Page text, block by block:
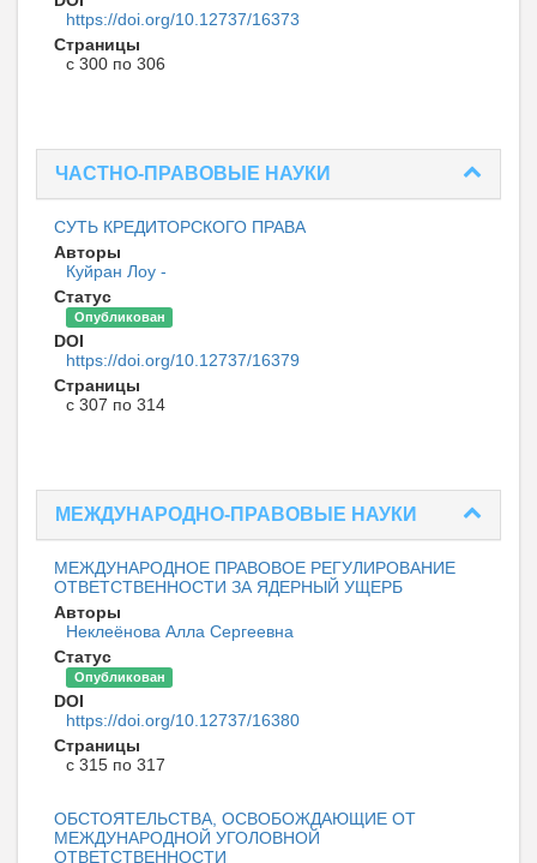
https://doi.org/10.12737/16373
Страницы
с 300 по 306
ЧАСТНО-ПРАВОВЫЕ НАУКИ
CУТЬ КРЕДИТОРСКОГО ПРАВА
Авторы
Куйран Лоу -
Статус
Опубликован
DOI
https://doi.org/10.12737/16379
Страницы
с 307 по 314
МЕЖДУНАРОДНО-ПРАВОВЫЕ НАУКИ
МЕЖДУНАРОДНОЕ ПРАВОВОЕ РЕГУЛИРОВАНИЕ
ОТВЕТСТВЕННОСТИ ЗА ЯДЕРНЫЙ УЩЕРБ
Авторы
Неклеёнова Алла Сергеевна
Статус
Опубликован
DOI
https://doi.org/10.12737/16380
Страницы
с 315 по 317
ОБСТОЯТЕЛЬСТВА, ОСВОБОЖДАЮЩИЕ ОТ
МЕЖДУНАРОДНОЙ УГОЛОВНОЙ
ОТВЕТСТВЕННОСТИ